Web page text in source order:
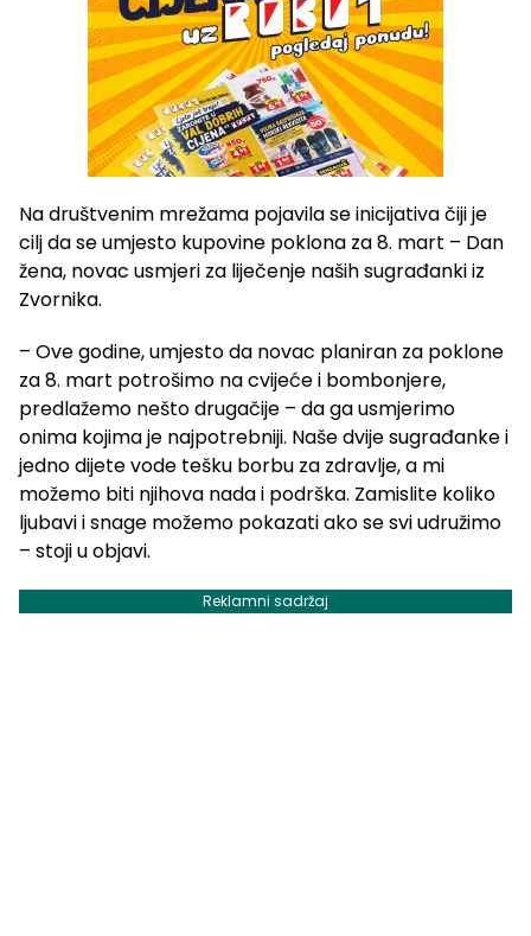
Na društvenim mrežama pojavila se inicijativa čiji je
cilj da se umjesto kupovine poklona za 8. mart – Dan
žena, novac usmjeri za liječenje naših sugrađanki iz
Zvornika.
– Ove godine, umjesto da novac planiran za poklone
za 8. mart potrošimo na cvijeće i bombonjere,
predlažemo nešto drugačije – da ga usmjerimo
onima kojima je najpotrebniji. Naše dvije sugrađanke i
jedno dijete vode tešku borbu za zdravlje, a mi
možemo biti njihova nada i podrška. Zamislite koliko
ljubavi i snage možemo pokazati ako se svi udružimo
– stoji u objavi.
Reklamni sadržaj